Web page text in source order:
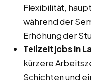
Flexibilität,
während der
Erhöhung der
Teilzeitjobs in
kürzere
Schichten und